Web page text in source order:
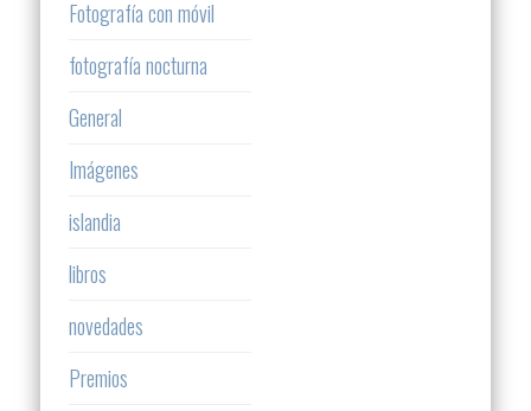
Fotografía con móvil
fotografía nocturna
General
Imágenes
islandia
libros
novedades
Premios